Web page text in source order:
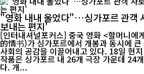
"영화 내내 울었다"…싱가포르 관객
보내는 편지'
[인터내셔널포커스] 중국 영화 <할머니에
的情书)가 싱가포르에서 개봉과 동시에
사회의 공감을 이끌어내고 있다. 18일 현지 영화업계에 따르면 이
작품은 싱가포르 내 26개 극장 가운데 24
다. 개...